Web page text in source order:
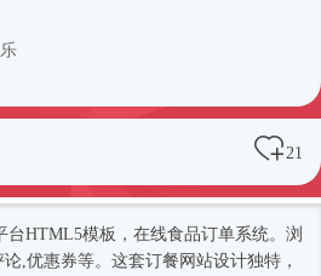
21
台HTML5模板 ，在线食品订单系统。浏
,优惠券等。这套订餐网站设计独特，